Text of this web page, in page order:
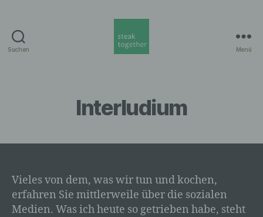
Suchen Menü
Interludium
Vieles von dem, was wir tun und kochen,
erfahren Sie mittlerweile über die sozialen
Medien. Was ich heute so getrieben habe, steht